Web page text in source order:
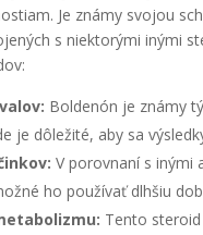
Je známy svojou
s niektorými inými
Boldenón je známy
je dôležité, aby sa
V porovnaní s inými
ho používať dlhšiu
Tento